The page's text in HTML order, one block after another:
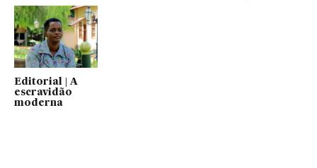
Editorial | A
escravidão
moderna